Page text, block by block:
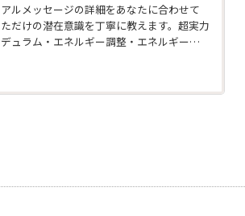
ルメッセージの詳細をあなたに合わせて
だけの潜在意識を丁寧に教えます。超実力
ュラム・エネルギー調整・エネルギー診